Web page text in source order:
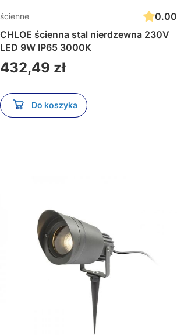
ścienne
0.00
CHLOE ścienna stal nierdzewna 230V
LED 9W IP65 3000K
Cena
432,49 zł
Do koszyka